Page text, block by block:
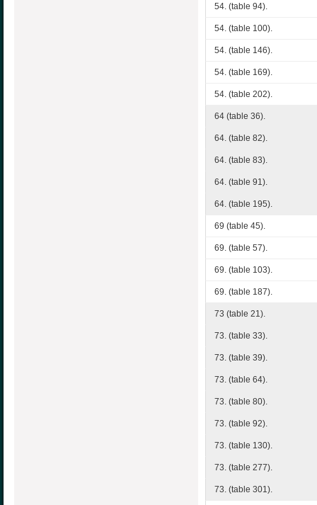
54. (table 94).
54. (table 100).
54. (table 146).
54. (table 169).
54. (table 202).
64 (table 36).
64. (table 82).
64. (table 83).
64. (table 91).
64. (table 195).
69 (table 45).
69. (table 57).
69. (table 103).
69. (table 187).
73 (table 21).
73. (table 33).
73. (table 39).
73. (table 64).
73. (table 80).
73. (table 92).
73. (table 130).
73. (table 277).
73. (table 301).